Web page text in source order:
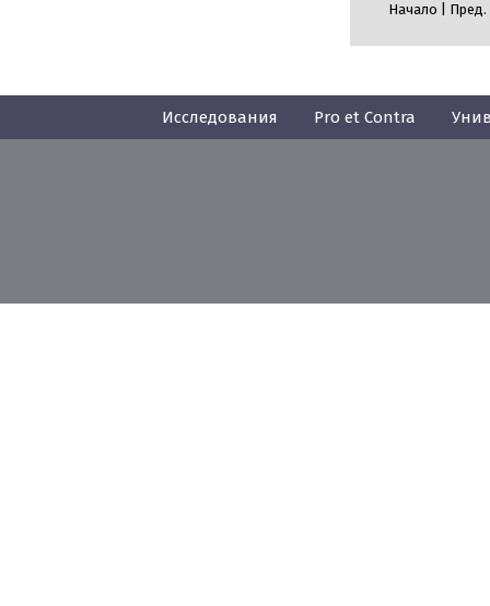
Начало |
Исследования Pro et Contra